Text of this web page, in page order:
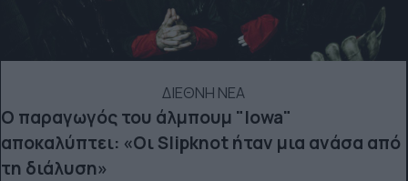
ΔΙΕΘΝΗ ΝΕΑ
Ο παραγωγός του άλμπουμ "Iowa"
αποκαλύπτει: «Οι Slipknot ήταν μια ανάσα από
τη διάλυση»